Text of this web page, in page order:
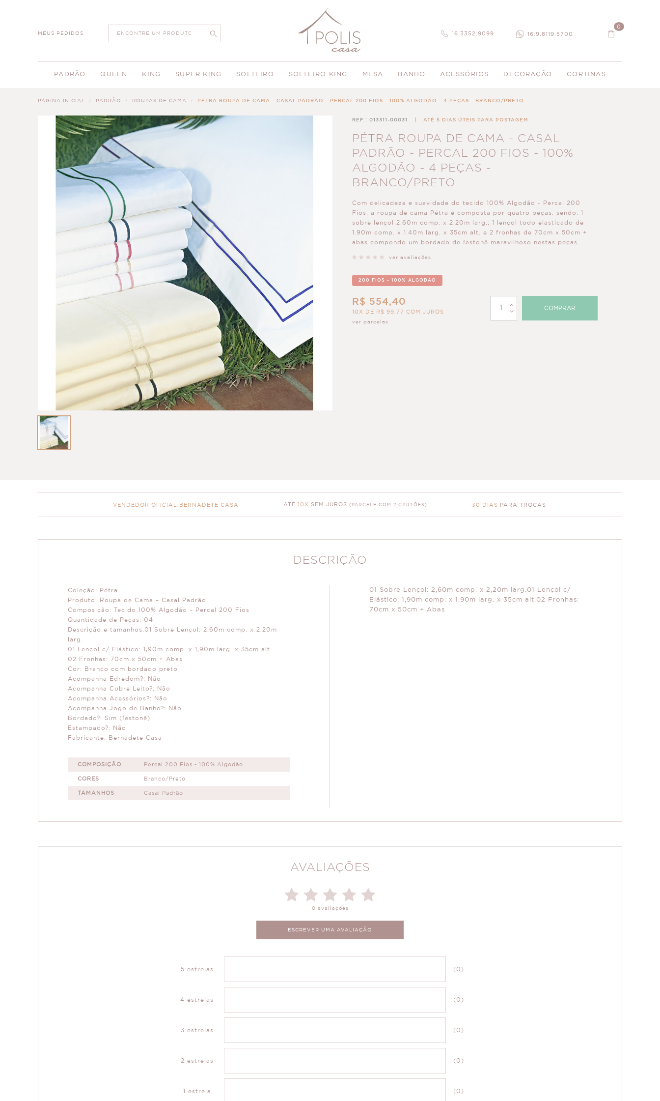
MEUS PEDIDOS 16.3352.9099 16.9.8119.5700
0
PADRÃO QUEEN KING SUPER KING SOLTEIRO SOLTEIRO KING MESA BANHO ACESSÓRIOS DECORAÇÃO CORTINAS
PÁGINA INICIAL PADRÃO ROUPAS DE CAMA PÉTRA ROUPA DE CAMA - CASAL PADRÃO - PERCAL 200 FIOS - 100% ALGODÃO - 4 PEÇAS - BRANCO/PRETO
REF.: 013311-00031 ATÉ 5 DIAS ÚTEIS PARA POSTAGEM
PÉTRA ROUPA DE CAMA - CASAL
PADRÃO - PERCAL 200 FIOS - 100%
ALGODÃO - 4 PEÇAS -
BRANCO/PRETO
Com delicadeza e suavidade do tecido 100% Algodão - Percal 200
Fios, a roupa de cama Pétra é composta por quatro peças, sendo: 1
sobre lençol 2.60m comp. x 2.20m larg.; 1 lençol todo elasticado de
1.90m comp. x 1.40m larg. x 35cm alt. e 2 fronhas de 70cm x 50cm +
abas compondo um bordado de festonê maravilhoso nestas peças.
ver avaliações
200 FIOS - 100% ALGODÃO
R$ 554,40
10X DE R$ 99,77 COM JUROS
ver parcelas
COMPRAR
VENDEDOR OFICIAL BERNADETE CASA ATÉ 10X SEM JUROS (PARCELE COM 2 CARTÕES) 30 DIAS PARA TROCAS
DESCRIÇÃO
Coleção: Pétra
Produto: Roupa de Cama – Casal Padrão
Composição: Tecido 100% Algodão – Percal 200 Fios
Quantidade de Peças: 04
Descrição e tamanhos:01 Sobre Lençol: 2,60m comp. x 2,20m
larg.
01 Lençol c/ Elástico: 1,90m comp. x 1,90m larg. x 35cm alt.
02 Fronhas: 70cm x 50cm + Abas
Cor: Branco com bordado preto
Acompanha Edredom?: Não
Acompanha Cobre Leito?: Não
Acompanha Acessórios?: Não
Acompanha Jogo de Banho?: Não
Bordado?: Sim (festonê)
Estampado?: Não
Fabricante: Bernadete Casa
COMPOSIÇÃO Percal 200 Fios - 100% Algodão
CORES Branco/Preto
TAMANHOS Casal Padrão
01 Sobre Lençol: 2,60m comp. x 2,20m larg.01 Lençol c/
Elástico: 1,90m comp. x 1,90m larg. x 35cm alt.02 Fronhas:
70cm x 50cm + Abas
AVALIAÇÕES
0 avaliações
ESCREVER UMA AVALIAÇÃO
5 estrelas (0)
4 estrelas (0)
3 estrelas (0)
2 estrelas (0)
1 estrela (0)